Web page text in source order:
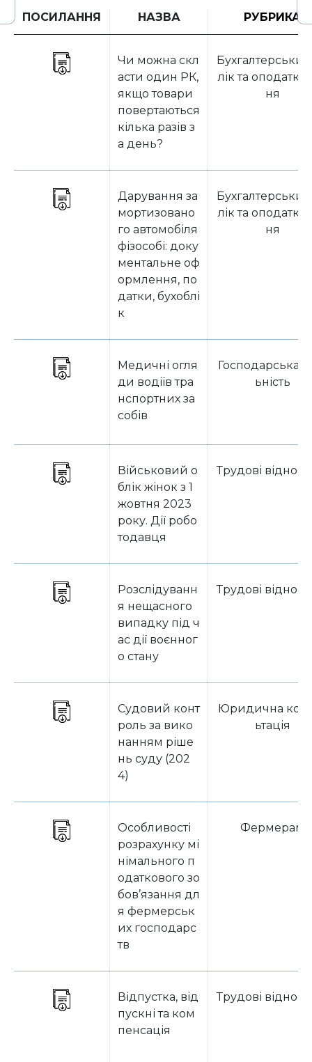
ПОСИЛАННЯ НАЗВА РУБРИКА
Чи можна скл
асти один РК,
якщо товари
повертаються
кілька разів з
а день?
лік та
ня
Дарування за
мортизовано
го автомобіля
фізособі: доку
ментальне оф
ормлення, по
датки, бухоблі
к
лік та
ня
Медичні огля
ди водіїв тра
нспортних за
собів
Господарська
ьність
Військовий о
блік жінок з 1
жовтня 2023
року. Дії робо
тодавця
Трудові
Розслідуванн
я нещасного
випадку під ч
ас дії воєнног
о стану
Трудові
Судовий конт
роль за вико
нанням ріше
нь суду (202
4)
Юридична
ьтація
Особливості
розрахунку мі
німального п
одаткового зо
бов’язання дл
я фермерськ
их господарс
тв
Фермерам
Відпустка, від
пускні та ком
пенсація
Трудові